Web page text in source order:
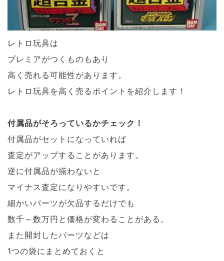
レトロ玩具は
プレミアがつくものもあり
高く売れる可能性があります。
レトロ玩具を高く売るポイントを紹介します！
付属品がそろっているかチェック！
付属品がセットになっていれば
査定がアップすることがあります。
逆に付属品が揃わないと
マイナス査定になりやすいです。
細かいパーツが欠品するだけでも
数千～数万円と価格が変わることがある。
また開封したパーツなどは
1つの袋にまとめておくと